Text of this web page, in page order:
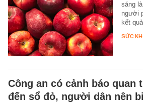
sáng
người
kết
SỨC
Công an có cảnh báo quan
đến sổ đỏ, người dân nên